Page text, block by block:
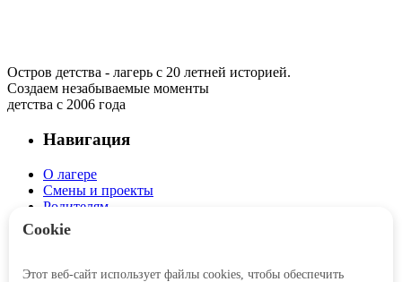
Остров детства - лагерь с 20 летней историей.
Создаем незабываемые моменты
детства с 2006 года
Навигация
О лагере
Смены и проекты
Родителям
Детям
Cookie
Этот веб-сайт использует файлы cookies, чтобы обеспечить